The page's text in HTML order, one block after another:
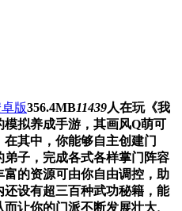
版356.4MB11439人在玩《我
拟养成手游，其画风Q萌可
其中，你能够自主创建门
子，完成各式各样掌门阵容
的资源可由你自由调控，助
设有超三百种武功秘籍，能
让你的门派不断发展壮大、